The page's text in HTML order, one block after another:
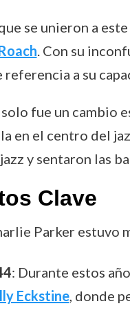
se unieron a
. Con su
referencia a su
fue un cambio
en el centro del
y sentaron las
Clave
Parker estuvo
: Durante estos
Eckstine, donde